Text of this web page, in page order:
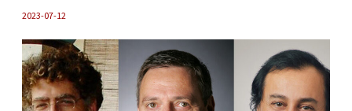
2023-07-12